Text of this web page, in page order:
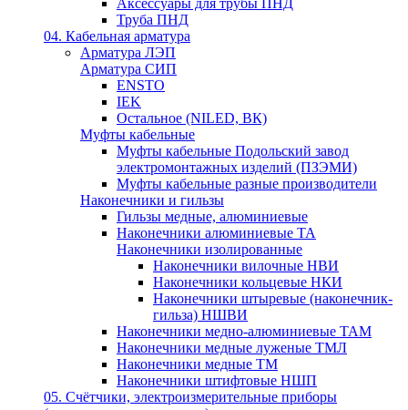
Труба ПНД
04. Кабельная арматура
Арматура ЛЭП
Арматура СИП
ENSTO
IEK
Остальное (NILED, ВК)
Муфты кабельные
Муфты кабельные Подольский завод
электромонтажных изделий (ПЗЭМИ)
Муфты кабельные разные производители
Наконечники и гильзы
Гильзы медные, алюминиевые
Наконечники алюминиевые ТА
Наконечники изолированные
Наконечники вилочные НВИ
Наконечники кольцевые НКИ
Наконечники штыревые (наконечник-
гильза) НШВИ
Наконечники медно-алюминиевые ТАМ
Наконечники медные луженые ТМЛ
Наконечники медные ТМ
Наконечники штифтовые НШП
05. Счётчики, электроизмерительные приборы